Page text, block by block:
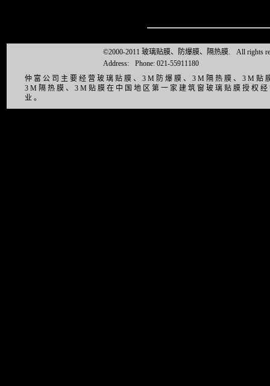
©2000-2011 玻璃贴膜、防爆膜、隔热膜.
All rights
Address:
Phone: 021-55911180
仲富公司主要经营玻璃贴膜、3M防爆膜、3M隔热膜、3M
3M隔热膜、3M贴膜在中国地区第一家建筑窗玻璃贴膜授权
业。